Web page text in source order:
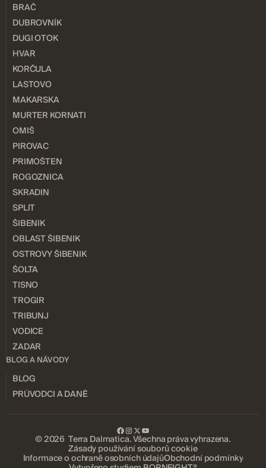
BRAČ
DUBROVNÍK
DUGI OTOK
HVAR
KORČULA
LASTOVO
MAKARSKA
MURTER KORNATI
OMIŠ
PIROVAC
PRIMOŠTEN
ROGOZNICA
SKRADIN
SPLIT
ŠIBENIK
OBLAST ŠIBENIK
OSTROVY ŠIBENIK
ŠOLTA
TISNO
TROGIR
TRIBUNJ
VODICE
ZADAR
BLOG A NÁVODY
BLOG
PRŮVODCI A DANĚ
© 2026 Terra Dalmatica. Všechna práva vyhrazena.
Zásady používání souborů cookie
Informace o ochraně osobních údajůObchodní podmínky